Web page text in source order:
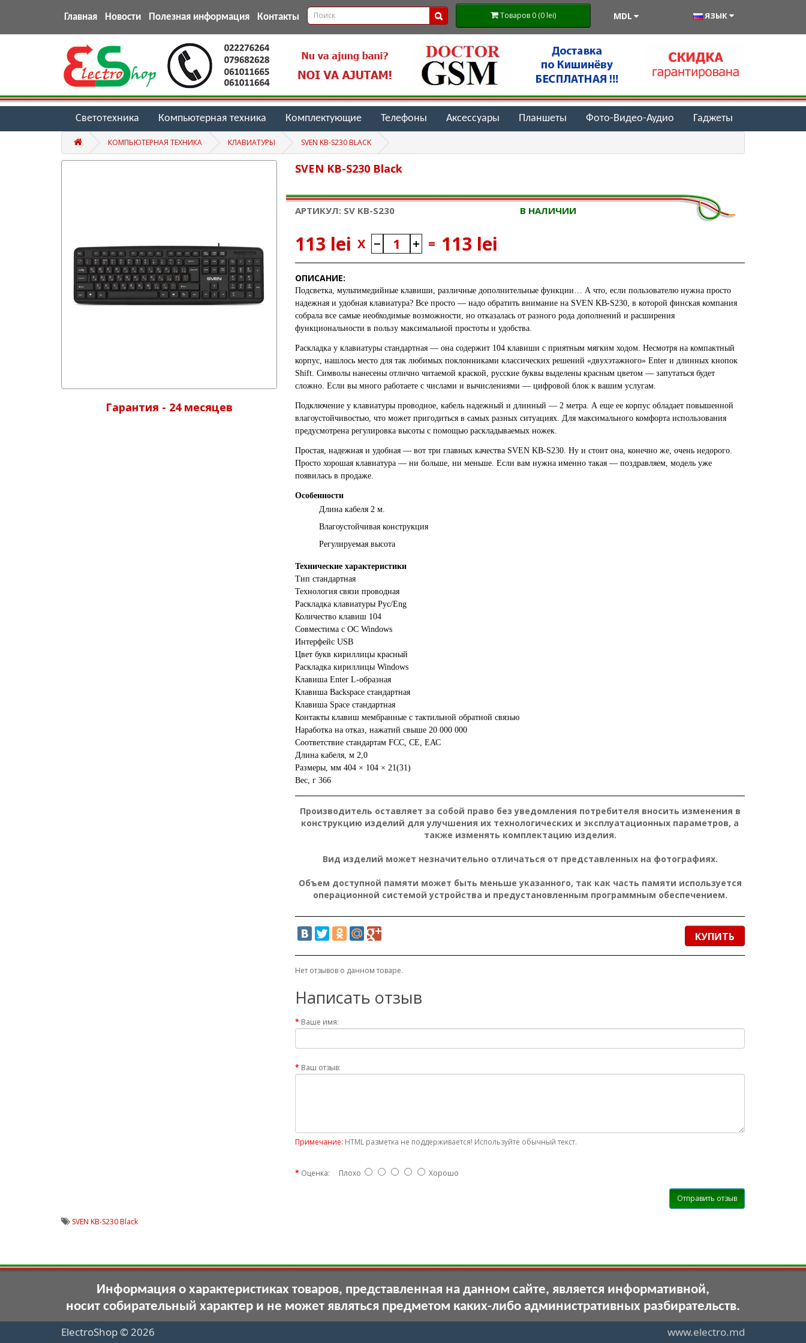
Главная Новости Полезная информация Контакты Товаров 0 (0 lei) MDL ЯЗЫК
Светотехника Компьютерная техника Комплектующие Телефоны Аксессуары Планшеты Фото-Видео-Аудио Гаджеты
КОМПЬЮТЕРНАЯ ТЕХНИКА КЛАВИАТУРЫ SVEN KB-S230 BLACK
Гарантия - 24 месяцев
SVEN KB-S230 Black
АРТИКУЛ: SV KB-S230 В НАЛИЧИИ
113 lei X = 113 lei
ОПИСАНИЕ:
Подсветка, мультимедийные клавиши, различные дополнительные функции… А что, если пользователю нужна просто
надежная и удобная клавиатура? Все просто — надо обратить внимание на SVEN KB-S230 , в которой финская компания
собрала все самые необходимые возможности, но отказалась от разного рода дополнений и расширения
функциональности в пользу максимальной простоты и удобства.
Раскладка у клавиатуры стандартная — она содержит 104 клавиши с приятным мягким ходом. Несмотря на компактный
корпус, нашлось место для так любимых поклонниками классических решений «двухэтажного» Enter и длинных кнопок
Shift. Символы нанесены отлично читаемой краской, русские буквы выделены красным цветом — запутаться будет
сложно. Если вы много работаете с числами и вычислениями — цифровой блок к вашим услугам.
Подключение у клавиатуры проводное, кабель надежный и длинный — 2 метра. А еще ее корпус обладает повышенной
влагоустойчивостью, что может пригодиться в самых разных ситуациях. Для максимального комфорта использования
предусмотрена регулировка высоты с помощью раскладываемых ножек.
Простая, надежная и удобная — вот три главных качества SVEN KB-S230 . Ну и стоит она, конечно же, очень недорого.
Просто хорошая клавиатура — ни больше, ни меньше. Если вам нужна именно такая — поздравляем, модель уже
появилась в продаже.
Особенности
Длина кабеля 2 м.
Влагоустойчивая конструкция
Регулируемая высота
Технические характеристики
Тип стандартная
Технология связи проводная
Раскладка клавиатуры Рус/Eng
Количество клавиш 104
Совместима с ОС Windows
Интерфейс USB
Цвет букв кириллицы красный
Раскладка кириллицы Windows
Клавиша Enter L-образная
Клавиша Backspace cтандартная
Клавиша Space cтандартная
Контакты клавиш мембранные с тактильной обратной связью
Наработка на отказ, нажатий свыше 20 000 000
Соответствие стандартам FCC, CE, ЕАС
Длина кабеля, м 2,0
Размеры, мм 404 × 104 × 21(31)
Вес, г 366
Производитель оставляет за собой право без уведомления потребителя вносить изменения в
конструкцию изделий для улучшения их технологических и эксплуатационных параметров, а
также изменять комплектацию изделия.
Вид изделий может незначительно отличаться от представленных на фотографиях.
Объем доступной памяти может быть меньше указанного, так как часть памяти используется
операционной системой устройства и предустановленным программным обеспечением.
КУПИТЬ
Нет отзывов о данном товаре.
Написать отзыв
Ваше имя:
Ваш отзыв:
Примечание: HTML разметка не поддерживается! Используйте обычный текст.
Оценка: Плохо Хорошо
Отправить отзыв
SVEN KB-S230 Black
Информация о характеристиках товаров, представленная на данном сайте, является информативной,
носит собирательный характер и не может являться предметом каких-либо административных разбирательств.
ElectroShop © 2026
www.electro.md